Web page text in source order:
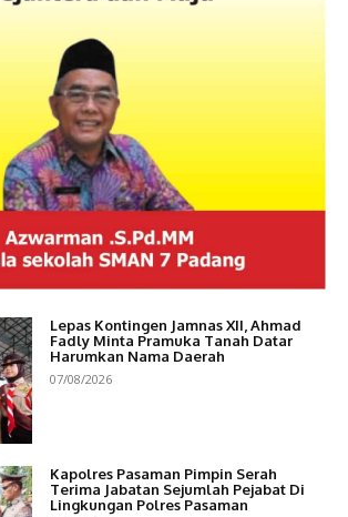
Lepas Kontingen Jamnas XII, Ahmad
Fadly Minta Pramuka Tanah Datar
Harumkan Nama Daerah
07/08/2026
Kapolres Pasaman Pimpin Serah
Terima Jabatan Sejumlah Pejabat Di
Lingkungan Polres Pasaman